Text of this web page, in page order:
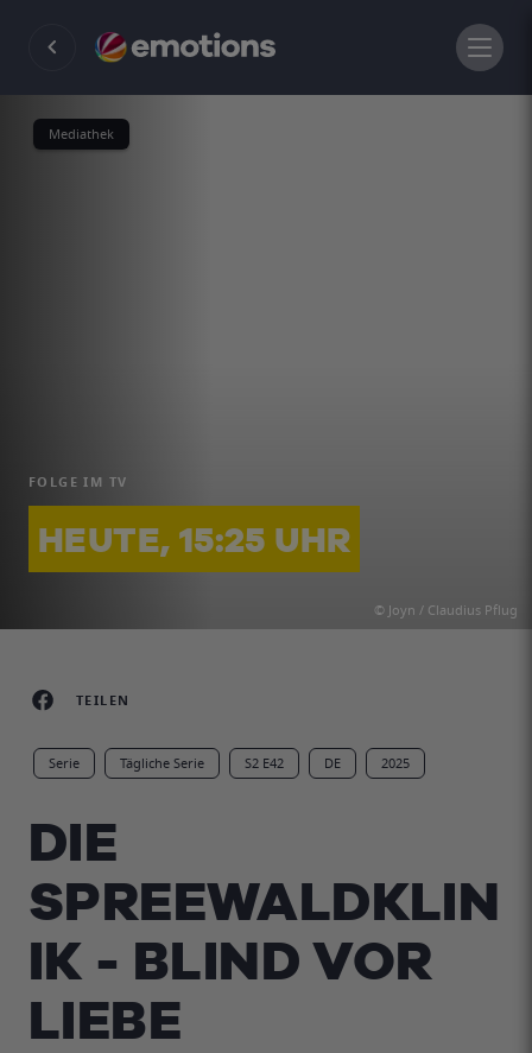
© Joyn / Claudius Pflug
Mediathek
FOLGE IM TV
HEUTE, 15:25 UHR
TEILEN
Serie Tägliche Serie S2 E42 DE 2025
DIE
SPREEWALDKLIN
IK - BLIND VOR
LIEBE